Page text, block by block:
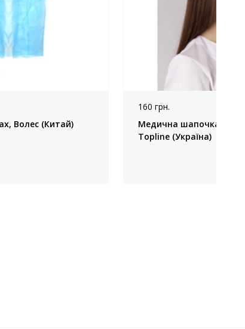
Волес (Китай)
160 грн.
Медична шапочка
Topline (Україна)